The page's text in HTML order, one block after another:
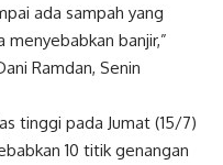
ada sampah yang
banjir,”
Ramdan, Senin
tinggi pada Jumat (15/7)
10 titik genangan